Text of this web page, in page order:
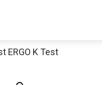
ERGO K Test